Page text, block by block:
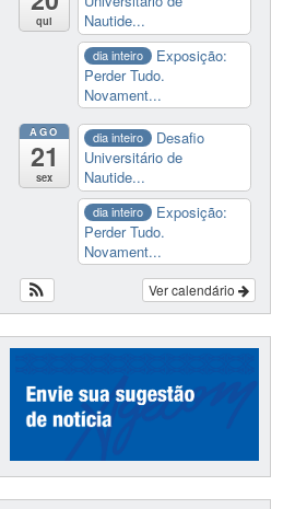
qui
Nautide...
dia inteiro
Exposição:
Perder Tudo.
Novament...
AGO
21
sex
dia inteiro
Desafio
Universitário de
Nautide...
dia inteiro
Exposição:
Perder Tudo.
Novament...
Ver calendário